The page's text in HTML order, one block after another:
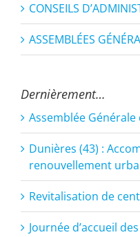
CONSEILS
ASSEMBLÉES
Dernièrement…
Assemblée Générale
Dunières (43) :
renouvellement
Revitalisation de
Journée d’accueil